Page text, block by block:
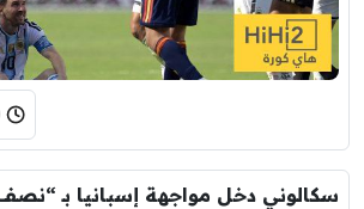
سكالوني دخل مواجهة إسبانيا بـ